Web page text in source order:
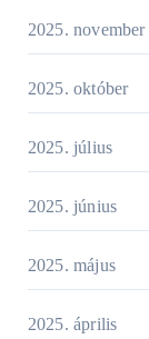
2025. november
2025. október
2025. július
2025. június
2025. május
2025. április